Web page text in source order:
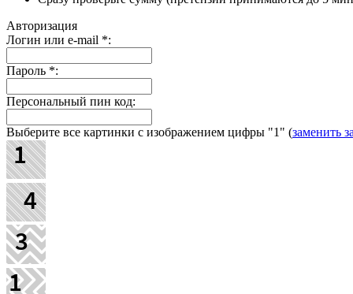
Авторизация
Логин или e-mail *:
Пароль *:
Персональный пин код:
Выберите все картинки с изображением цифры "1" (заменить